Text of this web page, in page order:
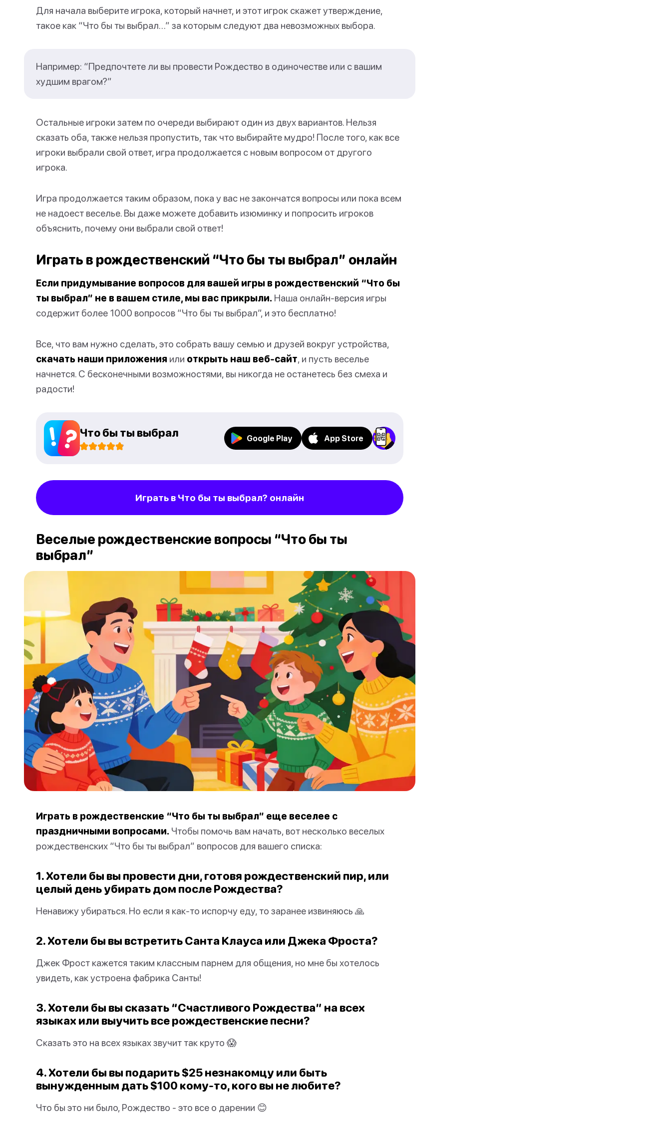
Для начала выберите игрока, который начнет, и этот игрок скажет утверждение,
такое как “Что бы ты выбрал…” за которым следуют два невозможных выбора.
Например: “Предпочтете ли вы провести Рождество в одиночестве или с вашим
худшим врагом?”
Остальные игроки затем по очереди выбирают один из двух вариантов. Нельзя
сказать оба, также нельзя пропустить, так что выбирайте мудро! После того, как все
игроки выбрали свой ответ, игра продолжается с новым вопросом от другого
игрока.
Игра продолжается таким образом, пока у вас не закончатся вопросы или пока всем
не надоест веселье. Вы даже можете добавить изюминку и попросить игроков
объяснить, почему они выбрали свой ответ!
Играть в рождественский “Что бы ты выбрал” онлайн
Если придумывание вопросов для вашей игры в рождественский “Что бы
ты выбрал” не в вашем стиле, мы вас прикрыли. Наша онлайн-версия игры
содержит более 1000 вопросов “Что бы ты выбрал”, и это бесплатно!
Все, что вам нужно сделать, это собрать вашу семью и друзей вокруг устройства,
скачать наши приложения или открыть наш веб-сайт, и пусть веселье
начнется. С бесконечными возможностями, вы никогда не останетесь без смеха и
радости!
Что бы ты выбрал Google Play App Store
Играть в Что бы ты выбрал? онлайн
Веселые рождественские вопросы “Что бы ты
выбрал”
Играть в рождественские “Что бы ты выбрал” еще веселее с
праздничными вопросами. Чтобы помочь вам начать, вот несколько веселых
рождественских “Что бы ты выбрал” вопросов для вашего списка:
1. Хотели бы вы провести дни, готовя рождественский пир, или
целый день убирать дом после Рождества?
Ненавижу убираться. Но если я как-то испорчу еду, то заранее извиняюсь 🙏
2. Хотели бы вы встретить Санта Клауса или Джека Фроста?
Джек Фрост кажется таким классным парнем для общения, но мне бы хотелось
увидеть, как устроена фабрика Санты!
3. Хотели бы вы сказать “Счастливого Рождества” на всех
языках или выучить все рождественские песни?
Сказать это на всех языках звучит так круто 😱
4. Хотели бы вы подарить $25 незнакомцу или быть
вынужденным дать $100 кому-то, кого вы не любите?
Что бы это ни было, Рождество - это все о дарении 😊